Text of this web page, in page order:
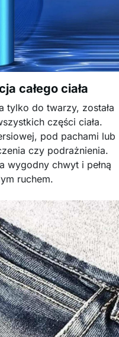
całego ciała
tylko do twarzy, została
części ciała.
pod pachami lub
czy podrażnienia.
wygodny chwyt i pełną
ruchem.